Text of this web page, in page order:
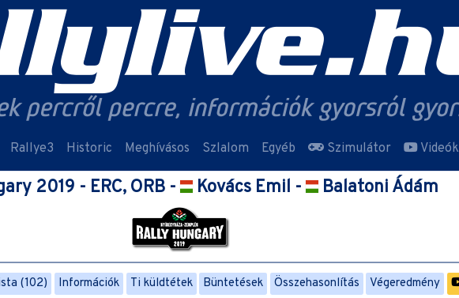
Rallye3 Historic Meghívásos Szlalom Egyéb Szimulátor Videók
2019 - ERC, ORB - Kovács Emil - Balatoni Ádám
(102) Információk Ti küldtétek Büntetések Összehasonlítás Végeredmény